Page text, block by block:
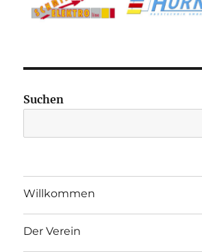
Suchen
Willkommen
Der Verein